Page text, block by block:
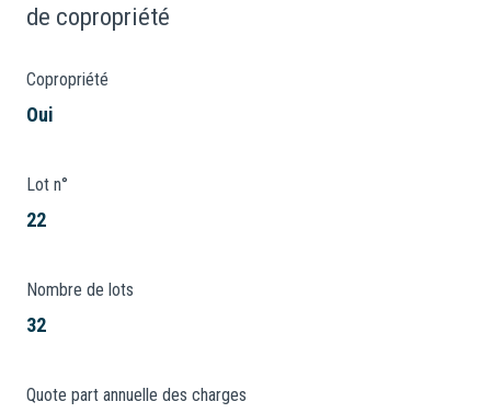
de copropriété
Copropriété
Oui
Lot n°
22
Nombre de lots
32
Quote part annuelle des charges